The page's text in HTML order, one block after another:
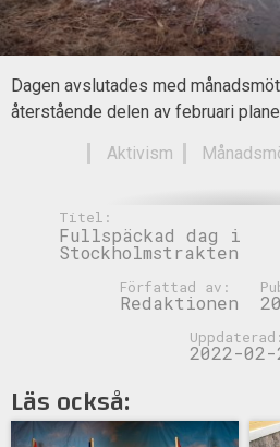
Dagen avslutades med
återstående delen av februari
Aktivism
Titel:
Fullspäckad dag i
Stockholmstrakten
Författad av:
Redaktionen
Uppdaterad:
2022-02-
Läs också: